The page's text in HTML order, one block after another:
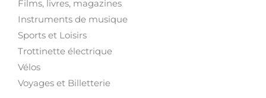
Films, livres, magazines
Instruments de musique
Sports et Loisirs
Trottinette électrique
Vélos
Voyages et Billetterie